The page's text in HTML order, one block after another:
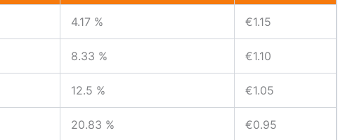
4.17 % €1.15
8.33 % €1.10
12.5 % €1.05
20.83 % €0.95